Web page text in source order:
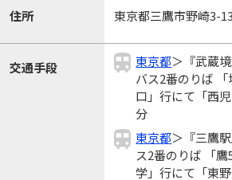
住所 東京都三鷹市野崎3-
交通手段 東京都＞『武蔵
バス2番のりば
口」行にて「西
分
東京都＞『三鷹
ス2番のりば 「
学」行にて「東